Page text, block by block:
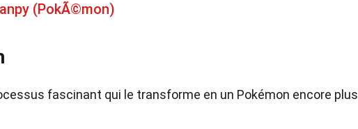
(PokÃ©mon)
fascinant qui le transforme en un Pokémon encore plus